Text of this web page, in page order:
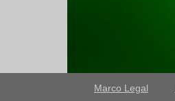
Marco Legal